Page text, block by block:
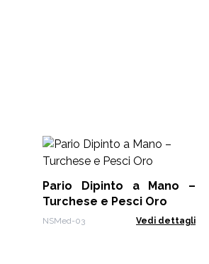
Pario Dipinto a Mano –
Turchese e Pesci Oro
NSMed-03 Vedi dettagli